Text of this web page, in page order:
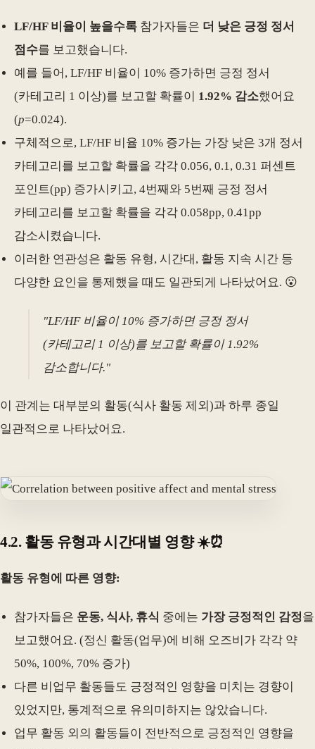
LF/HF 비율이 높을수록 참가자들은 더 낮은 긍정 정서
점수를 보고했습니다.
예를 들어, LF/HF 비율이 10% 증가하면 긍정 정서
(카테고리 1 이상)를 보고할 확률이 1.92% 감소했어요
(p=0.024).
구체적으로, LF/HF 비율 10% 증가는 가장 낮은 3개 정서
카테고리를 보고할 확률을 각각 0.056, 0.1, 0.31 퍼센트
포인트(pp) 증가시키고, 4번째와 5번째 긍정 정서
카테고리를 보고할 확률을 각각 0.058pp, 0.41pp
감소시켰습니다.
이러한 연관성은 활동 유형, 시간대, 활동 지속 시간 등
다양한 요인을 통제했을 때도 일관되게 나타났어요. 😮
"LF/HF 비율이 10% 증가하면 긍정 정서
(카테고리 1 이상)를 보고할 확률이 1.92%
감소합니다."
이 관계는 대부분의 활동(식사 활동 제외)과 하루 종일
일관적으로 나타났어요.
4.2. 활동 유형과 시간대별 영향 ☀️⏰
활동 유형에 따른 영향:
참가자들은 운동, 식사, 휴식 중에는 가장 긍정적인 감정을
보고했어요. (정신 활동(업무)에 비해 오즈비가 각각 약
50%, 100%, 70% 증가)
다른 비업무 활동들도 긍정적인 영향을 미치는 경향이
있었지만, 통계적으로 유의미하지는 않았습니다.
업무 활동 외의 활동들이 전반적으로 긍정적인 영향을